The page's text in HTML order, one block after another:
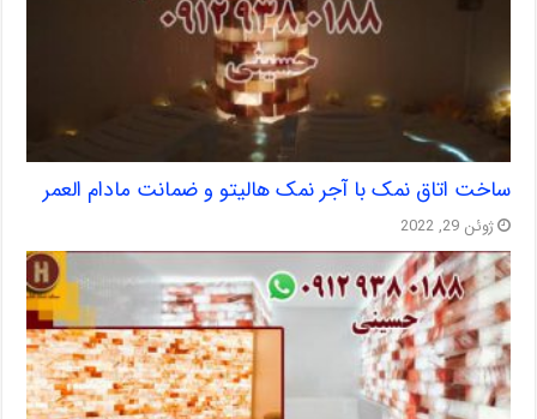
ساخت اتاق نمک با آجر نمک هالیتو و ضمانت مادام العمر
ژوئن 29, 2022